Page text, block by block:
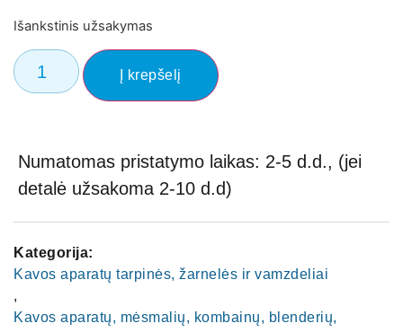
Išankstinis užsakymas
Į krepšelį
Numatomas pristatymo laikas: 2-5 d.d., (jei
detalė užsakoma 2-10 d.d)
Kategorija:
Kavos aparatų tarpinės, žarnelės ir vamzdeliai
,
Kavos aparatų, mėsmalių, kombainų, blenderių,